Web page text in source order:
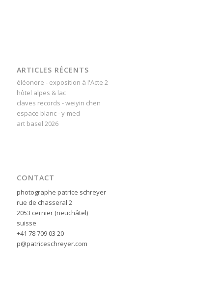
ARTICLES RÉCENTS
éléonore - exposition à l'Acte 2
hôtel alpes & lac
claves records - weiyin chen
espace blanc - y-med
art basel 2026
CONTACT
photographe patrice schreyer
rue de chasseral 2
2053 cernier (neuchâtel)
suisse
+41 78 709 03 20
p@patriceschreyer.com